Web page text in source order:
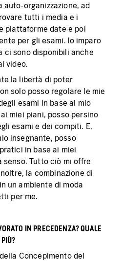
organizzazione, ad
tutti i media e i
piattaforme date e poi
per gli esami. Io imparo
ci sono disponibili anche
video.
la libertà di poter
solo posso regolare le mie
esami in base al mio
miei piani, posso persino
esami e dei compiti. E,
insegnante, posso
in base ai miei
senso. Tutto ciò mi offre
la combinazione di
un ambiente di moda
per me.
IN PRECEDENZA? QUALE
Concepimento del